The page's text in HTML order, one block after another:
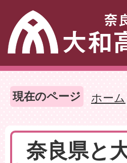
現在のページ ホーム
奈良県と